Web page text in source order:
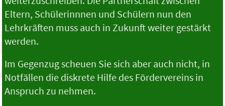
Eltern, Schülerinnnen und Schülern nun den
Lehrkräften muss auch in Zukunft weiter gestärkt
werden.
Im Gegenzug scheuen Sie sich aber auch nicht, in
Notfällen die diskrete Hilfe des Fördervereins in
Anspruch zu nehmen.